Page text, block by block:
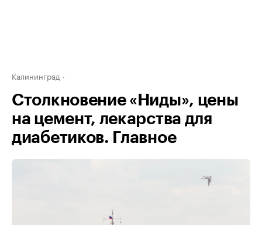
Калининград
Столкновение «Ниды», цены
на цемент, лекарства для
диабетиков. Главное